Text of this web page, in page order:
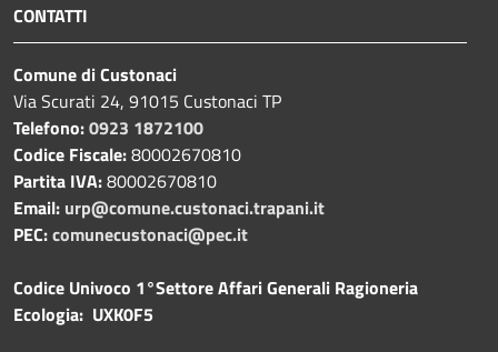
CONTATTI
Comune di Custonaci
Via Scurati 24, 91015 Custonaci TP
Telefono:0923 1872100
Codice Fiscale:80002670810
Partita IVA:80002670810
Email: urp@comune.custonaci.trapani.it
PEC:comunecustonaci@pec.it
Codice Univoco 1°Settore Affari Generali Ragioneria
Ecologia: UXK0F5